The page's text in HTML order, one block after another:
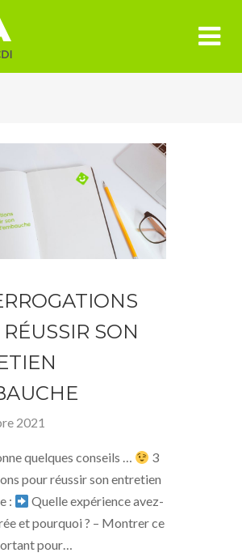
SON
2021
quelques conseils …
3
pour réussir son entretien
:
Quelle expérience avez-
et pourquoi ? – Montrer ce
pour…